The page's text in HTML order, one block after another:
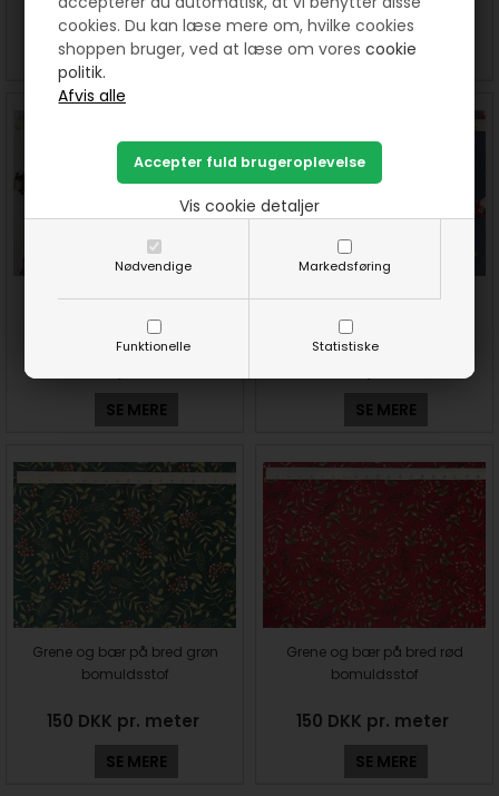
cookies. Du kan læse mere om, hvilke cookies
shoppen bruger, ved at læse om vorescookie
politik.
Nødvendige Markedsføring
Funktionelle Statistiske
Vis cookie detaljer
150 DKK pr. meter
SE MERE
150 DKK pr. meter
SE MERE
Tykke nisser hvid Brede
bomuldsstof
SE MERE
Tykke nisser blå Brede
bomuldsstof
SE MERE
Grene og bær på bred grøn
bomuldsstof
150 DKK pr. meter
SE MERE
Grene og bær på bred rød
bomuldsstof
150 DKK pr. meter
SE MERE